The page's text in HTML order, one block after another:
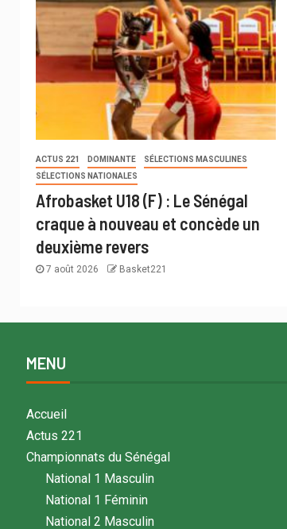
ACTUS 221 DOMINANTE
SÉLECTIONS MASCULINES
SÉLECTIONS NATIONALES
Afrobasket U18 (F) : Le Sénégal
craque à nouveau et concède un
deuxième revers
7 août 2026 Basket221
MENU
Accueil
Actus 221
Championnats du Sénégal
National 1 Masculin
National 1 Féminin
National 2 Masculin